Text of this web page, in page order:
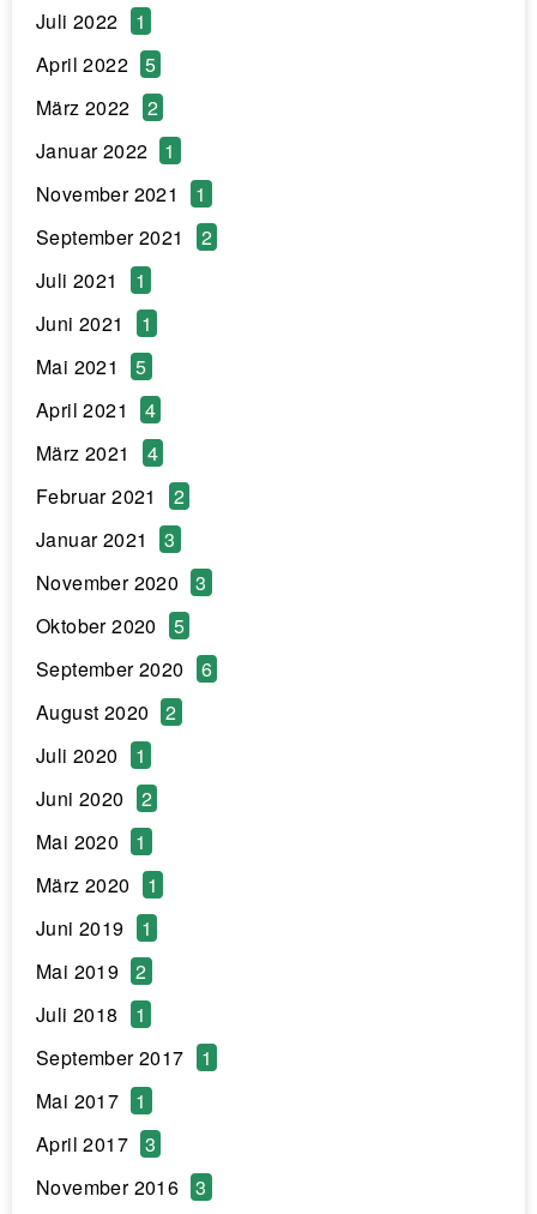
Juli 2022
1
April 2022
5
März 2022
2
Januar 2022
1
November 2021
1
September 2021
2
Juli 2021
1
Juni 2021
1
Mai 2021
5
April 2021
4
März 2021
4
Februar 2021
2
Januar 2021
3
November 2020
3
Oktober 2020
5
September 2020
6
August 2020
2
Juli 2020
1
Juni 2020
2
Mai 2020
1
März 2020
1
Juni 2019
1
Mai 2019
2
Juli 2018
1
September 2017
1
Mai 2017
1
April 2017
3
November 2016
3